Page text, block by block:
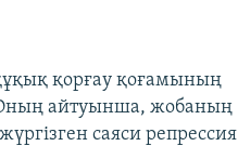
қорғау қоғамының
айтуынша, жобаның
саяси репрессия